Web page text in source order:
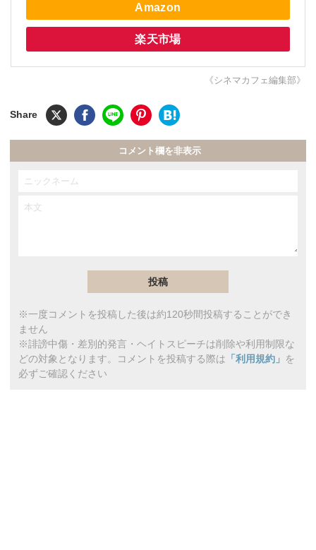
Amazon
楽天市場
《シネマカフェ編集部》
コメント欄を非表示
※一度コメントを投稿した後は約120秒間投稿することができ
ません
※誹謗中傷・差別的発言・ヘイトスピーチは削除や利用制限な
どの対象となります。コメントを投稿する際は 「利用規約」 を
必ずご確認ください